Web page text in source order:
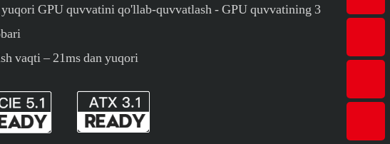
GPU quvvatini qo'llab-quvvatlash - GPU quvvatining 3
vaqti – 21ms dan yuqori